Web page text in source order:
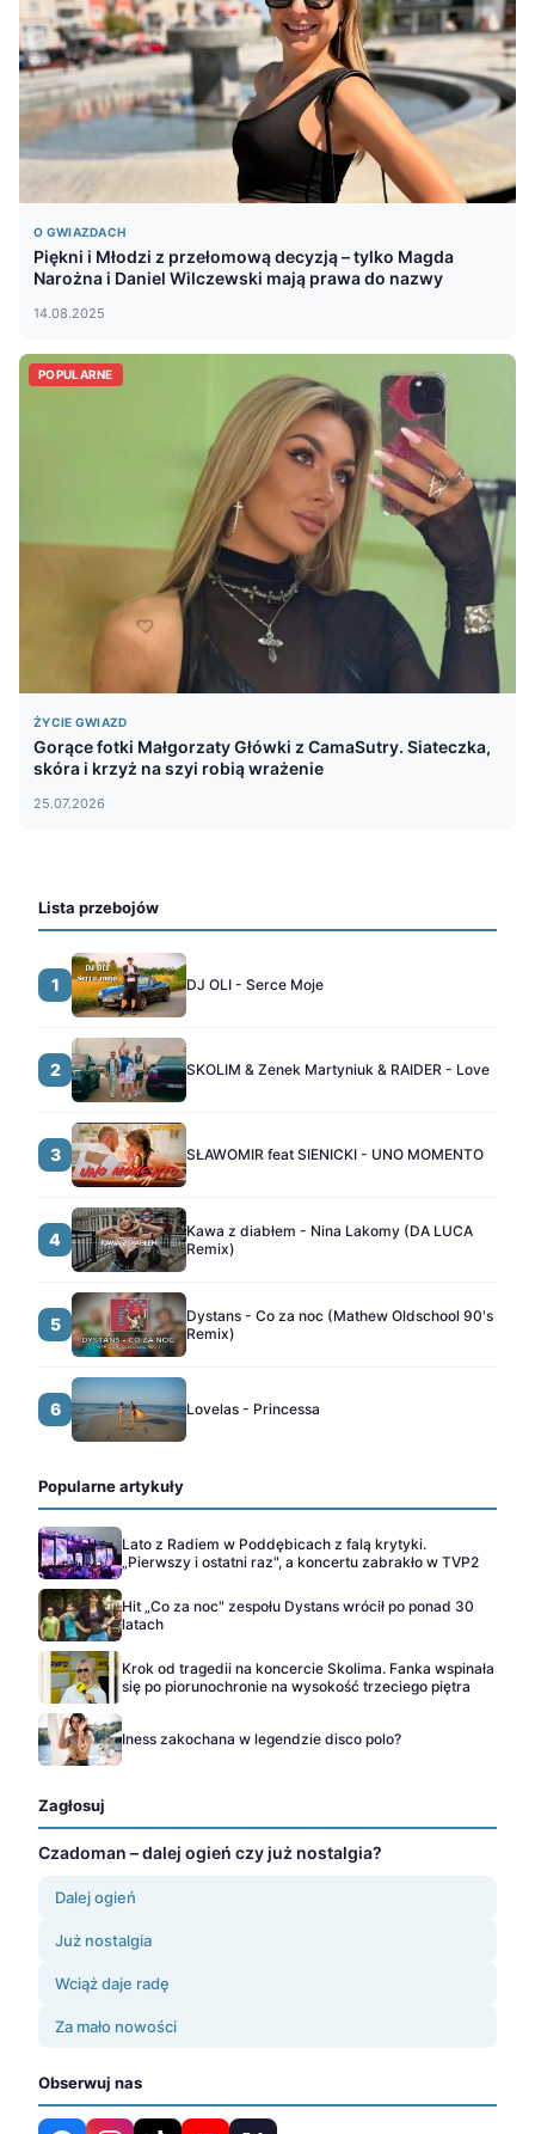
O GWIAZDACH
Piękni i Młodzi z przełomową decyzją – tylko Magda
Narożna i Daniel Wilczewski mają prawa do nazwy
14.08.2025
POPULARNE
ŻYCIE GWIAZD
Gorące fotki Małgorzaty Główki z CamaSutry. Siateczka,
skóra i krzyż na szyi robią wrażenie
25.07.2026
Lista przebojów
1 DJ OLI - Serce Moje
2 SKOLIM & Zenek Martyniuk & RAIDER - Love
3 SŁAWOMIR feat SIENICKI - UNO MOMENTO
4
Kawa z diabłem - Nina Lakomy (DA LUCA
Remix)
5
Dystans - Co za noc (Mathew Oldschool 90's
Remix)
6 Lovelas - Princessa
Popularne artykuły
Lato z Radiem w Poddębicach z falą krytyki.
„Pierwszy i ostatni raz", a koncertu zabrakło w TVP2
Hit „Co za noc" zespołu Dystans wrócił po ponad 30
latach
Krok od tragedii na koncercie Skolima. Fanka wspinała
się po piorunochronie na wysokość trzeciego piętra
Iness zakochana w legendzie disco polo?
Zagłosuj
Czadoman – dalej ogień czy już nostalgia?
Dalej ogień
Już nostalgia
Wciąż daje radę
Za mało nowości
Obserwuj nas